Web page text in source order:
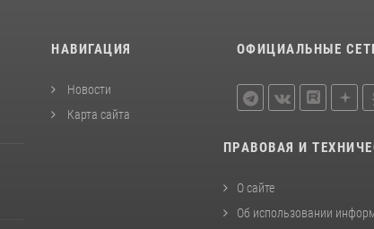
НАВИГАЦИЯ
Новости
Карта сайта
ОФИЦИАЛЬНЫЕ
ПРАВОВАЯ И
О сайте
Об использовании